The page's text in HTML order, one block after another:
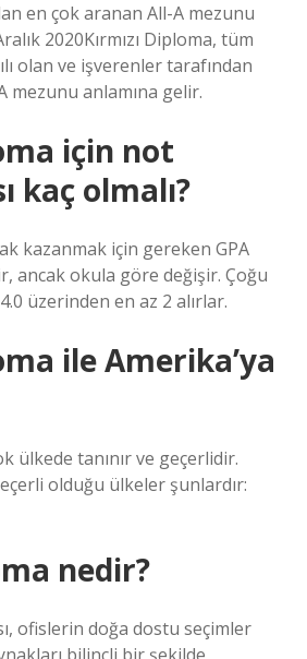
en çok aranan All-A mezunu
2020Kırmızı Diploma, tüm
olan ve işverenler tarafından
mezunu anlamına gelir.
için not
kaç olmalı?
kazanmak için gereken GPA
ancak okula göre değişir. Çoğu
üzerinden en az 2 alırlar.
ile Amerika’ya
ülkede tanınır ve geçerlidir.
olduğu ülkeler şunlardır:
nedir?
ofislerin doğa dostu seçimler